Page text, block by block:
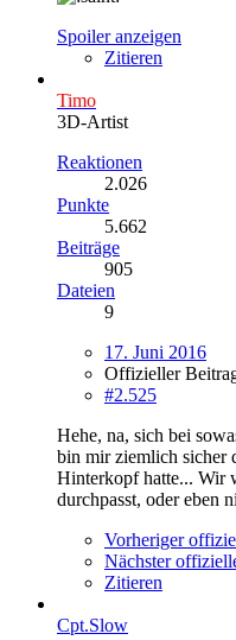
Spoiler anzeigen
Zitieren
Timo
3D-Artist
Reaktionen
2.026
Punkte
5.662
Beiträge
905
Dateien
9
17. Juni 2016
Offizieller
#2.525
Hehe, na, sich bei
bin mir ziemlich sicher
Hinterkopf hatte... Wir
durchpasst, oder eben
Vorheriger
Nächster
Zitieren
Cpt.Slow